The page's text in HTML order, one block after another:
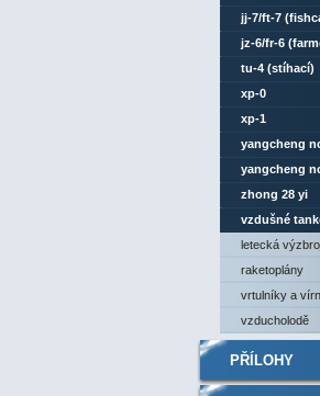
jj-7/ft-7
jz-6/fr-6
tu-4 (stíhací)
xp-0
xp-1
yangcheng
yangcheng
zhong 28 yi
vzdušné
letecká
raketoplány
vrtulníky a
vzducholodě
PŘÍLOHY